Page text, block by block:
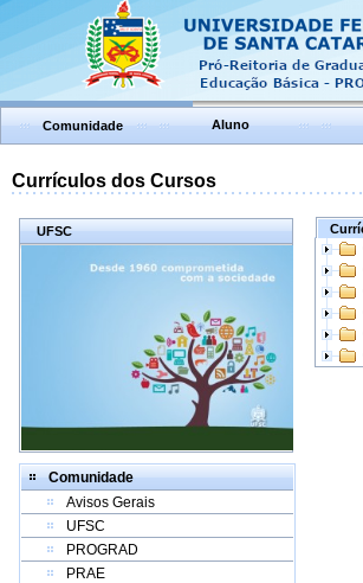
Comunidade Aluno
Currículos dos Cursos
UFSC
Comunidade
Avisos Gerais
UFSC
PROGRAD
PRAE